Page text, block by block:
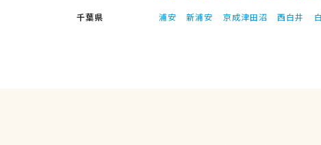
千葉県
浦安 新浦安 京成津田沼 西白井